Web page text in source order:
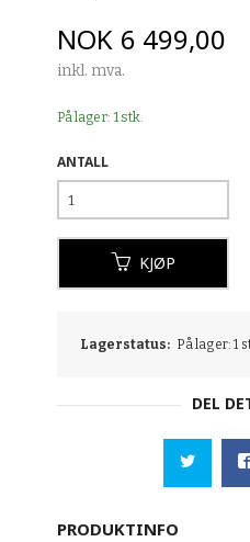
Pris
NOK 6 499,00
inkl. mva.
På lager: 1 stk.
ANTALL
KJØP
Lagerstatus: På lager: 1
DEL
PRODUKTINFO